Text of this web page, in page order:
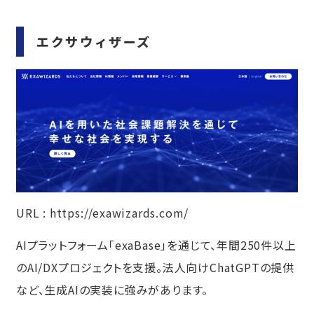
エクサウィザーズ
URL : https://exawizards.com/
AIプラットフォーム「exaBase」を通じて、年間250件以上
のAI/DXプロジェクトを支援。法人向けChatGPTの提供
など、生成AIの実装に強みがあります。